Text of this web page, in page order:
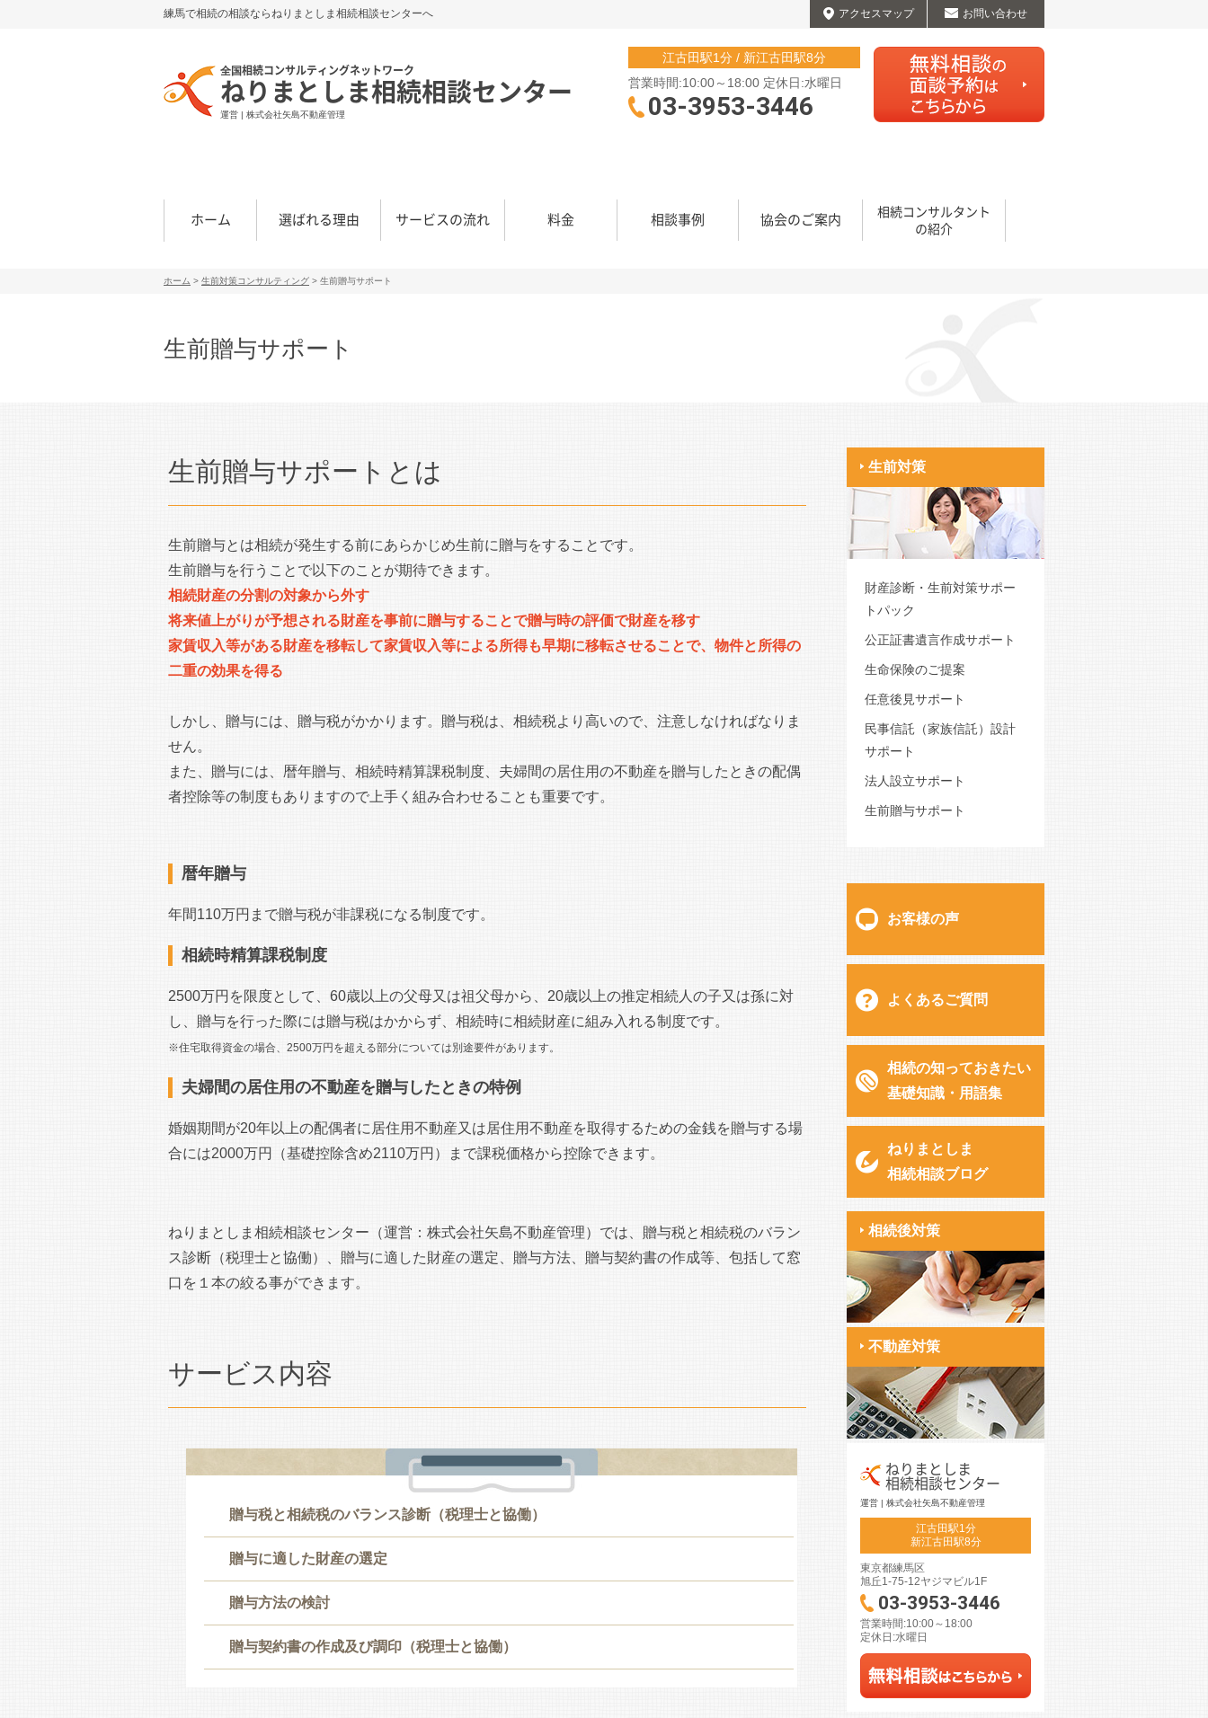
練馬で相続の相談ならねりまとしま相続相談センターへ アクセスマップ お問い合わせ
全国相続コンサルティングネットワーク
ねりまとしま相続相談センター
運営 | 株式会社矢島不動産管理
江古田駅1分 / 新江古田駅8分
営業時間:10:00～18:00 定休日:水曜日
03-3953-3446
ホーム 選ばれる理由 サービスの流れ 料金 相談事例 協会のご案内
相続コンサルタント
の紹介
ホーム > 生前対策コンサルティング > 生前贈与サポート
生前贈与サポート
生前贈与サポートとは
生前贈与とは相続が発生する前にあらかじめ生前に贈与をすることです。
生前贈与を行うことで以下のことが期待できます。
相続財産の分割の対象から外す
将来値上がりが予想される財産を事前に贈与することで贈与時の評価で財産を移す
家賃収入等がある財産を移転して家賃収入等による所得も早期に移転させることで、物件と所得の
二重の効果を得る
しかし、贈与には、贈与税がかかります。贈与税は、相続税より高いので、注意しなければなりま
せん。
また、贈与には、暦年贈与、相続時精算課税制度、夫婦間の居住用の不動産を贈与したときの配偶
者控除等の制度もありますので上手く組み合わせることも重要です。
暦年贈与
年間110万円まで贈与税が非課税になる制度です。
相続時精算課税制度
2500万円を限度として、60歳以上の父母又は祖父母から、20歳以上の推定相続人の子又は孫に対
し、贈与を行った際には贈与税はかからず、相続時に相続財産に組み入れる制度です。
※住宅取得資金の場合、2500万円を超える部分については別途要件があります。
夫婦間の居住用の不動産を贈与したときの特例
婚姻期間が20年以上の配偶者に居住用不動産又は居住用不動産を取得するための金銭を贈与する場
合には2000万円（基礎控除含め2110万円）まで課税価格から控除できます。
ねりまとしま相続相談センター（運営：株式会社矢島不動産管理）では、贈与税と相続税のバラン
ス診断（税理士と協働）、贈与に適した財産の選定、贈与方法、贈与契約書の作成等、包括して窓
口を１本の絞る事ができます。
サービス内容
贈与税と相続税のバランス診断（税理士と協働）
贈与に適した財産の選定
贈与方法の検討
贈与契約書の作成及び調印（税理士と協働）
生前対策
財産診断・生前対策サポー
トパック
公正証書遺言作成サポート
生命保険のご提案
任意後見サポート
民事信託（家族信託）設計
サポート
法人設立サポート
生前贈与サポート
お客様の声
よくあるご質問
相続の知っておきたい
基礎知識・用語集
ねりまとしま
相続相談ブログ
相続後対策
不動産対策
ねりまとしま
相続相談センター
運営 | 株式会社矢島不動産管理
江古田駅1分
新江古田駅8分
東京都練馬区
旭丘1-75-12ヤジマビル1F
03-3953-3446
営業時間:10:00～18:00
定休日:水曜日